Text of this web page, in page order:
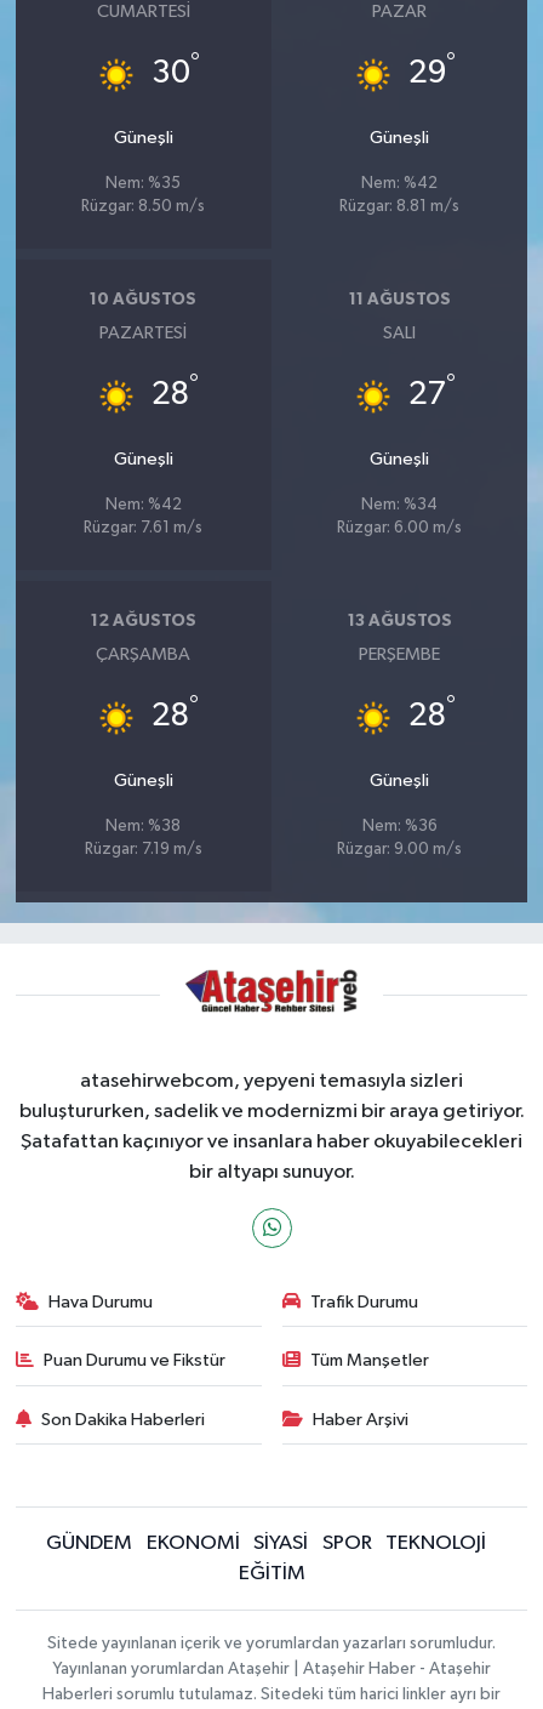
CUMARTESI
30°
Güneşli
Nem: %35
Rüzgar: 8.50 m/s
PAZAR
29°
Güneşli
Nem: %42
Rüzgar: 8.81 m/s
10 AĞUSTOS
PAZARTESI
28°
Güneşli
Nem: %42
Rüzgar: 7.61 m/s
11 AĞUSTOS
SALI
27°
Güneşli
Nem: %34
Rüzgar: 6.00 m/s
12 AĞUSTOS
ÇARŞAMBA
28°
Güneşli
Nem: %38
Rüzgar: 7.19 m/s
13 AĞUSTOS
PERŞEMBE
28°
Güneşli
Nem: %36
Rüzgar: 9.00 m/s
atasehirwebcom, yepyeni temasıyla sizleri
buluştururken, sadelik ve modernizmi bir araya getiriyor.
Şatafattan kaçınıyor ve insanlara haber okuyabilecekleri
bir altyapı sunuyor.
Hava Durumu Trafik Durumu
Puan Durumu ve Fikstür Tüm Manşetler
Son Dakika Haberleri Haber Arşivi
GÜNDEM EKONOMİ SİYASİ SPOR
TEKNOLOJİ
EĞİTİM
Sitede yayınlanan içerik ve yorumlardan yazarları sorumludur.
Yayınlanan yorumlardan Ataşehir | Ataşehir Haber - Ataşehir
Haberleri sorumlu tutulamaz. Sitedeki tüm harici linkler ayrı bir